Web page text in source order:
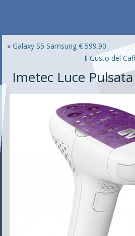
«Galaxy S5 Samsung € 599.90
Il Gusto del
Imetec Luce